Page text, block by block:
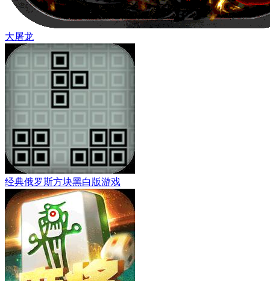
大屠龙
经典俄罗斯方块黑白版游戏